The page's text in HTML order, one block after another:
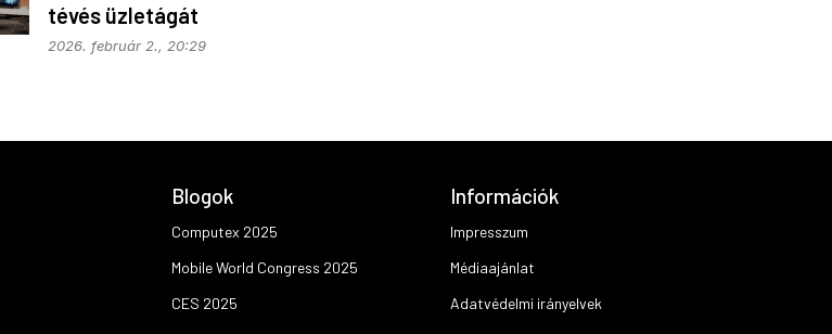
tévés üzletágát
2026. február 2., 20:29
Blogok
Computex 2025
Mobile World Congress 2025
CES 2025
Információk
Impresszum
Médiaajánlat
Adatvédelmi irányelvek